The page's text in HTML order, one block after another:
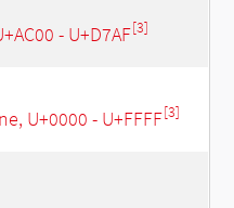
- U+D7AF[3]
U+0000 - U+FFFF[3]